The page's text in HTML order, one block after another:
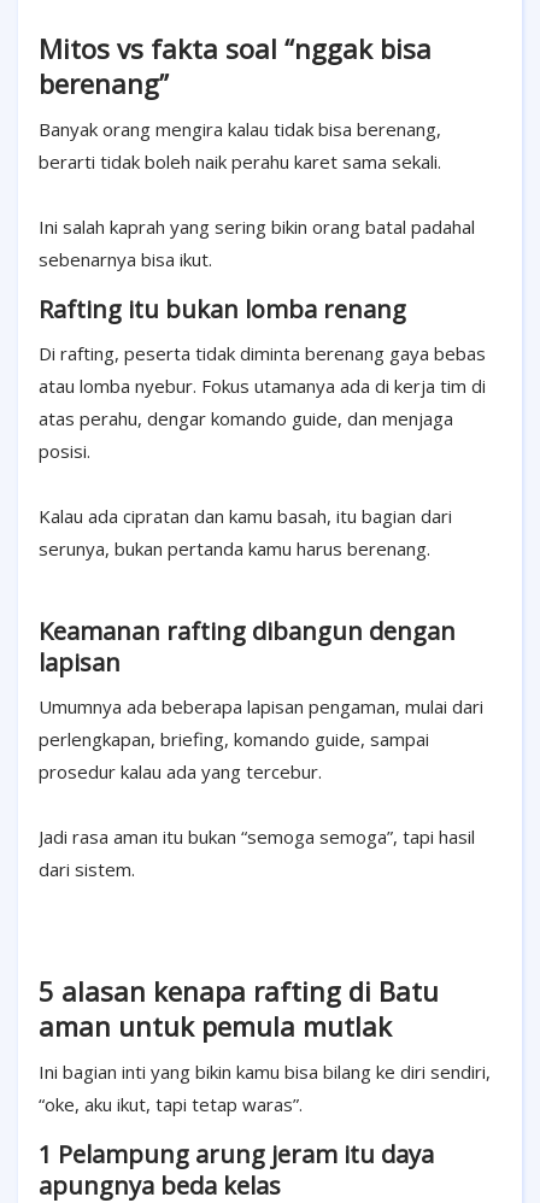
Mitos vs fakta soal “nggak bisa
berenang”
Banyak orang mengira kalau tidak bisa berenang,
berarti tidak boleh naik perahu karet sama sekali.
Ini salah kaprah yang sering bikin orang batal padahal
sebenarnya bisa ikut.
Rafting itu bukan lomba renang
Di rafting, peserta tidak diminta berenang gaya bebas
atau lomba nyebur. Fokus utamanya ada di kerja tim di
atas perahu, dengar komando guide, dan menjaga
posisi.
Kalau ada cipratan dan kamu basah, itu bagian dari
serunya, bukan pertanda kamu harus berenang.
Keamanan rafting dibangun dengan
lapisan
Umumnya ada beberapa lapisan pengaman, mulai dari
perlengkapan, briefing, komando guide, sampai
prosedur kalau ada yang tercebur.
Jadi rasa aman itu bukan “semoga semoga”, tapi hasil
dari sistem.
5 alasan kenapa rafting di Batu
aman untuk pemula mutlak
Ini bagian inti yang bikin kamu bisa bilang ke diri sendiri,
“oke, aku ikut, tapi tetap waras”.
1 Pelampung arung jeram itu daya
apungnya beda kelas